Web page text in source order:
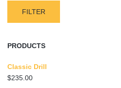
FILTER
PRODUCTS
Classic Drill
$235.00